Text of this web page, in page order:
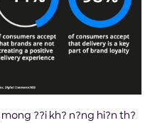
??i kh? n?ng hi?n th?